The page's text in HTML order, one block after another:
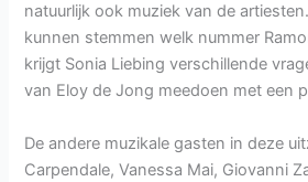
natuurlijk ook muziek van de
kunnen stemmen welk nummer
krijgt Sonia Liebing verschillende
van Eloy de Jong meedoen met een
De andere muzikale gasten in deze
Carpendale, Vanessa Mai, Giovanni